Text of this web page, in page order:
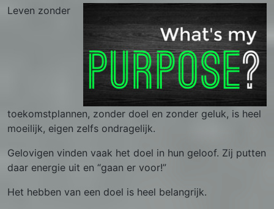
Leven zonder
toekomstplannen, zonder doel en zonder geluk, is heel
moeilijk, eigen zelfs ondragelijk.
Gelovigen vinden vaak het doel in hun geloof. Zij putten
daar energie uit en “gaan er voor!”
Het hebben van een doel is heel belangrijk.